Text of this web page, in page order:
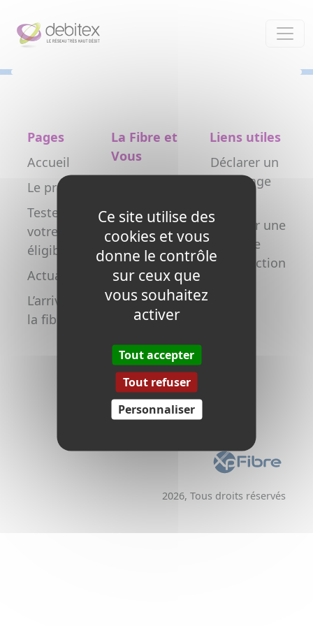
Pages
Accueil
Le projet
Testez
votre
éligibilité
Actualités
L’arrivée de
la fibre
La Fibre et
Vous
Particulier
Collectivité
Opérateur
Copropriétés
/ syndics
Promoteurs /
Aménageurs
Liens utiles
Déclarer un
dommage
Déclarer une
nouvelle
construction
2026, Tous droits réservés
Ce site utilise des
cookies et vous
donne le contrôle
sur ceux que
vous souhaitez
activer
Tout accepter
Tout refuser
Personnaliser